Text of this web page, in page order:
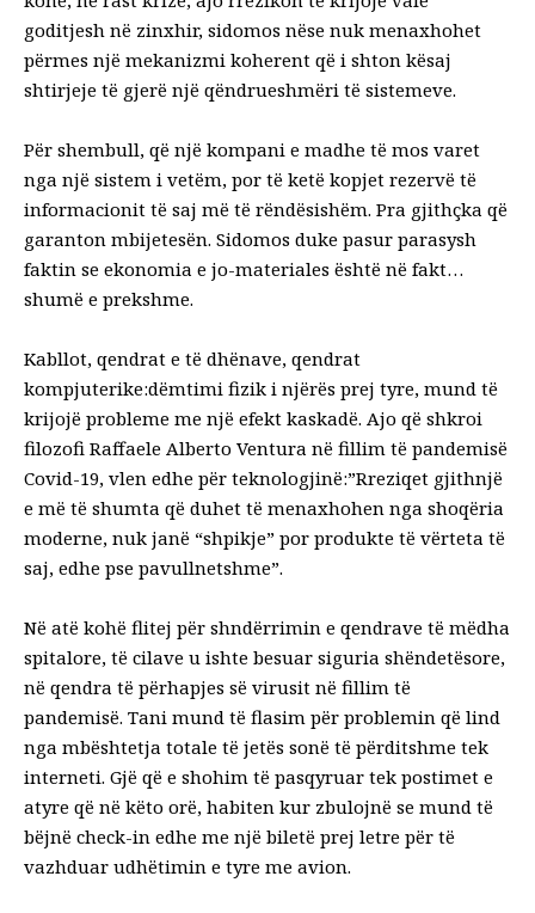
goditjesh në zinxhir, sidomos nëse nuk menaxhohet
përmes një mekanizmi koherent që i shton kësaj
shtirjeje të gjerë një qëndrueshmëri të sistemeve.
Për shembull, që një kompani e madhe të mos varet
nga një sistem i vetëm, por të ketë kopjet rezervë të
informacionit të saj më të rëndësishëm. Pra gjithçka që
garanton mbijetesën. Sidomos duke pasur parasysh
faktin se ekonomia e jo-materiales është në fakt…
shumë e prekshme.
Kabllot, qendrat e të dhënave, qendrat
kompjuterike:dëmtimi fizik i njërës prej tyre, mund të
krijojë probleme me një efekt kaskadë. Ajo që shkroi
filozofi Raffaele Alberto Ventura në fillim të pandemisë
Covid-19, vlen edhe për teknologjinë:”Rreziqet gjithnjë
e më të shumta që duhet të menaxhohen nga shoqëria
moderne, nuk janë “shpikje” por produkte të vërteta të
saj, edhe pse pavullnetshme”.
Në atë kohë flitej për shndërrimin e qendrave të mëdha
spitalore, të cilave u ishte besuar siguria shëndetësore,
në qendra të përhapjes së virusit në fillim të
pandemisë. Tani mund të flasim për problemin që lind
nga mbështetja totale të jetës sonë të përditshme tek
interneti. Gjë që e shohim të pasqyruar tek postimet e
atyre që në këto orë, habiten kur zbulojnë se mund të
bëjnë check-in edhe me një biletë prej letre për të
vazhduar udhëtimin e tyre me avion.